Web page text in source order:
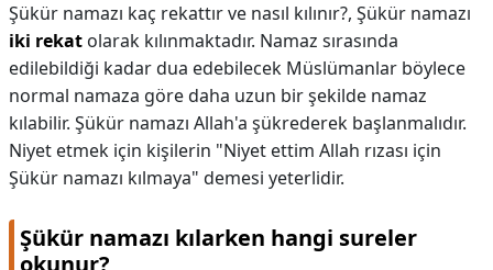
Şükür namazı kaç rekattır ve nasıl kılınır?, Şükür namazı
iki rekat olarak kılınmaktadır. Namaz sırasında
edilebildiği kadar dua edebilecek Müslümanlar böylece
normal namaza göre daha uzun bir şekilde namaz
kılabilir. Şükür namazı Allah'a şükrederek başlanmalıdır.
Niyet etmek için kişilerin "Niyet ettim Allah rızası için
Şükür namazı kılmaya" demesi yeterlidir.
Şükür namazı kılarken hangi sureler
okunur?